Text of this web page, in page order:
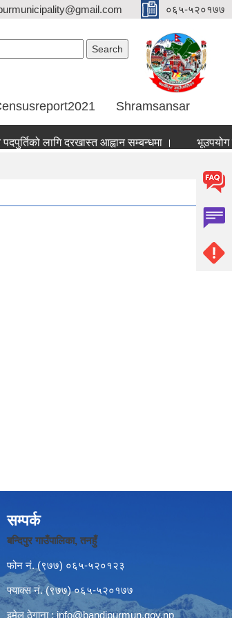
०६५-५२०१७७
Shramsansar
लागि दरखास्त आह्वान सम्बन्धमा । भूउपयोग
सम्पर्क
बन्दिपुर गाउँपालिका, तनहुँ
फोन नं‍. (९७७) ०६५-५२०१२३
फ्याक्स नं. (९७७) ०६५-५२०१७७
इमेल ठेगाना :info@bandipurmun.gov.np